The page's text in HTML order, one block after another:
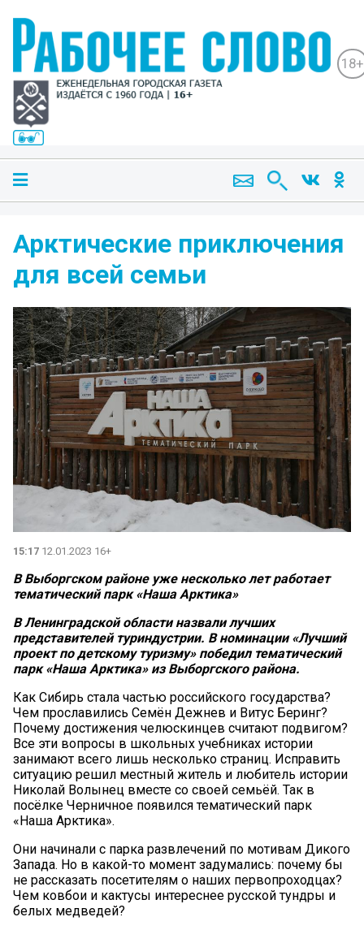
18+
Арктические приключения
для всей семьи
15:17 12.01.2023 16+
В Выборгском районе уже несколько лет работает
тематический парк «Наша Арктика»
В Ленинградской области назвали лучших
представителей туриндустрии. В номинации «Лучший
проект по детскому туризму» победил тематический
парк «Наша Арктика» из Выборгского района.
Как Сибирь стала частью российского государства?
Чем прославились Семён Дежнев и Витус Беринг?
Почему достижения челюскинцев считают подвигом?
Все эти вопросы в школьных учебниках истории
занимают всего лишь несколько страниц. Исправить
ситуацию решил местный житель и любитель истории
Николай Волынец вместе со своей семьёй. Так в
посёлке Черничное появился тематический парк
«Наша Арктика».
Они начинали с парка развлечений по мотивам Дикого
Запада. Но в какой-то момент задумались: почему бы
не рассказать посетителям о наших первопроходцах?
Чем ковбои и кактусы интереснее русской тундры и
белых медведей?